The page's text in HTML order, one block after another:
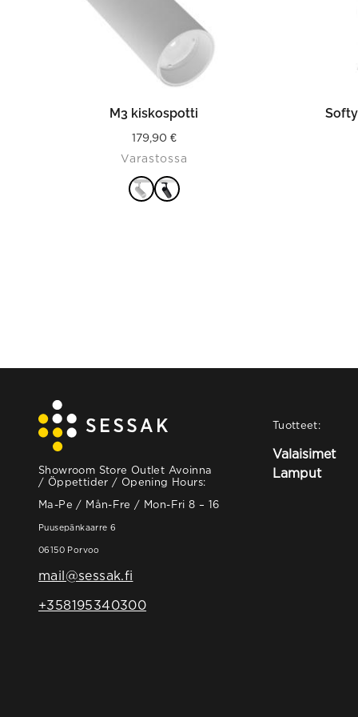
VALITSE VAIHTOEHDOISTA
product
page
M3 kiskospotti
179,90 €
Varastossa
Showroom Store Outlet Avoinna
/ Öppettider / Opening Hours:
Ma-Pe / Mån-Fre / Mon-Fri 8 – 16
Puusepänkaarre 6
06150 Porvoo
mail@sessak.fi
+358195340300
Tuotteet:
Valaisimet
Lamput